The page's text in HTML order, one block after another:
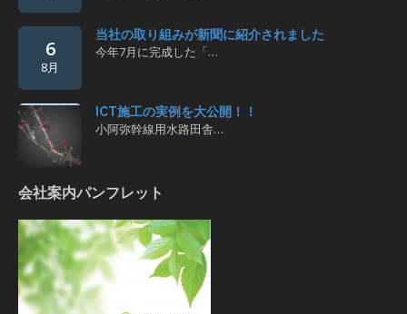
6
8月
当社の取り組みが新聞に紹介されました
今年7月に完成した「…
ICT施工の実例を大公開！！
小阿弥幹線用水路田舎…
会社案内パンフレット